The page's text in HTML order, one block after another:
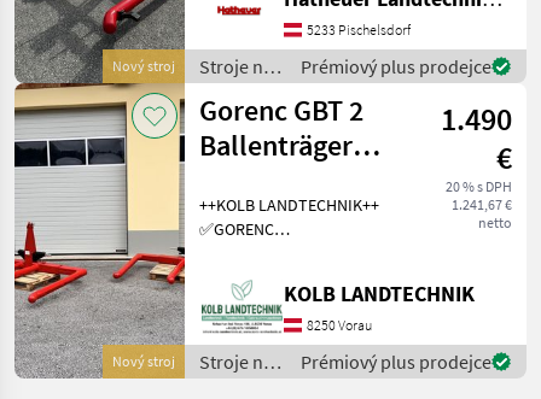
Nový stroj
werden - Schwenkbock
mittels Gummi gedämpft -
Warntafeln ausziehbar
5233 Pischelsdorf
Stroje na
zber
objemových
krmív /
Sonstige
Prémiový plus prodejce
Nový stroj
Gorenc GBT 2
Ballenträger
Ballentransporter
1.490
€
20 % s DPH
1.241,67 €
netto
++KOLB LANDTECHNIK++
✅GORENC
++Zustellung
Österreichweit möglich++
✅Ballendurchmesser von
80cm bis 180cm ✅einfache
Werkzeuglose
KOLB LANDTECHNIK
8250 Vorau
Stroje na
zber
Prémiový plus prodejce